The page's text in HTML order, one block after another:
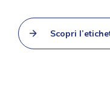
Scopri